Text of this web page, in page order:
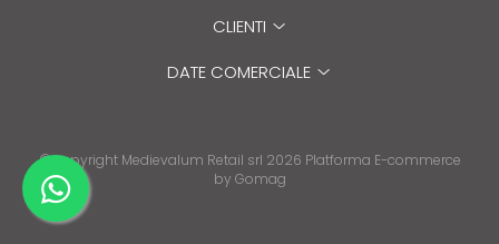
CLIENTI
DATE COMERCIALE
©Copyright Medievalum Retail srl 2026 Platforma E-commerce
by Gomag